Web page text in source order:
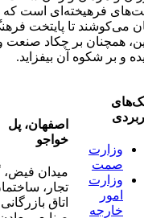
فرهیخته‌ای است که
می‌کوشند تا پایتخت
همچنان بر چکاد صنعت و
و بر شکوه آن بیفزاید.
وزارت
صمت
وزارت
امور
خارجه
اصفهان، پل
خواجو
میدان فیض،
تجار،
اتاق